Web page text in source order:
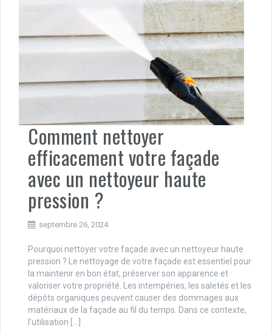
Comment nettoyer
efficacement votre façade
avec un nettoyeur haute
pression ?
septembre 26, 2024
Pourquoi nettoyer votre façade avec un nettoyeur haute
pression ? Le nettoyage de votre façade est essentiel pour
la maintenir en bon état, préserver son apparence et
valoriser votre propriété. Les intempéries, les saletés et les
dépôts organiques peuvent causer des dommages aux
matériaux de la façade au fil du temps. Dans ce contexte,
l’utilisation […]